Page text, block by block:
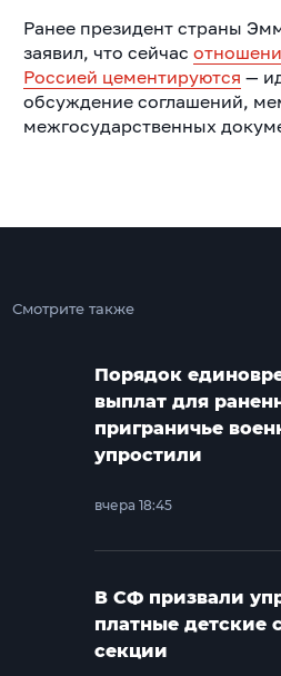
Ранее президент страны
заявил, что сейчас
Россией цементируются —
обсуждение соглашений,
межгосударственных
Смотрите также
Порядок
выплат для
приграничье
упростили
вчера 18:45
В СФ призвали
платные детские
секции